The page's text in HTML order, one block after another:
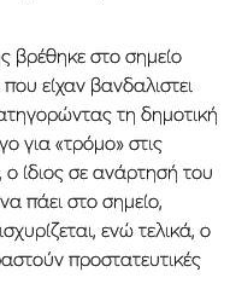
στο σημείο
είχαν βανδαλιστει
τη δημοτική
για «τρόμο» στις
ίδιος σε ανάρτησή του
πάει στο σημείο,
ενώ τελικά, ο
προστατευτικές